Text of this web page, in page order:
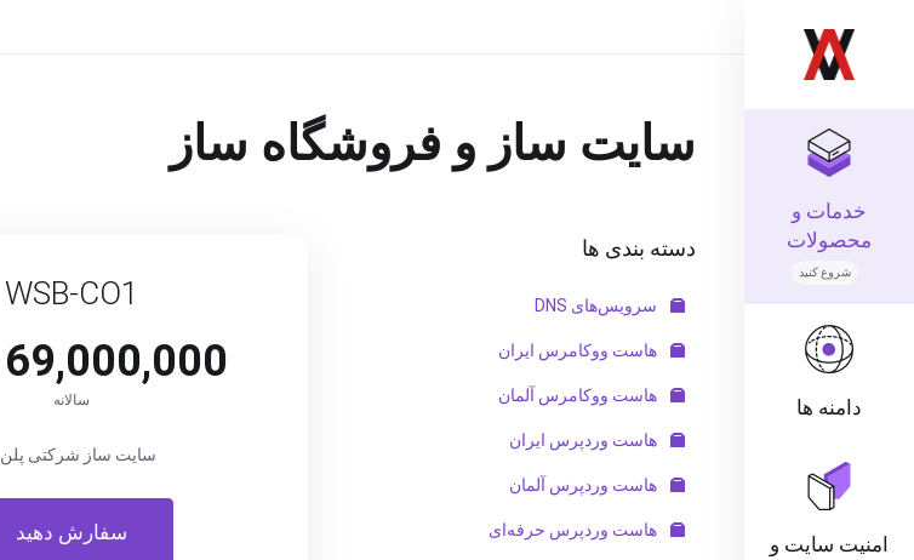
خدمات و
محصولات
شروع کنید
دامنه ها
امنیت سایت و
سایت ساز و فروشگاه ساز
دسته بندی ها
سرویس‌های DNS
هاست ووکامرس ایران
هاست ووکامرس آلمان
هاست وردپرس ایران
هاست وردپرس آلمان
هاست وردپرس حرفه‌ای
WSB-CO1
69,000,000 ریال
سالانه
سایت ساز شرکتی پلن ۱
سفارش دهید